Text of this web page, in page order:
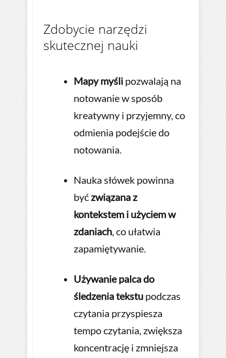
Zdobycie narzędzi
skutecznej nauki
Mapy myśli pozwalają na
notowanie w sposób
kreatywny i przyjemny, co
odmienia podejście do
notowania.
Nauka słówek powinna
byćzwiązana z
kontekstem i użyciem w
zdaniach, co ułatwia
zapamiętywanie.
Używanie palca do
śledzenia tekstu podczas
czytania przyspiesza
tempo czytania, zwiększa
koncentrację i zmniejsza